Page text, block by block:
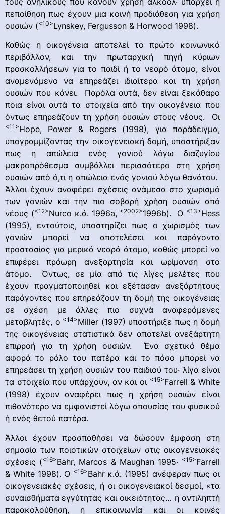
πεποίθηση πως έχουν μια κοινή προδιάθεση για χρήση
ουσιών (<10>Lynskey, Fergusson & Horwood 1998).
Καθώς η οικογένεια αποτελεί το πρώτο κοινωνικό
περιβάλλον, και την πρωταρχική πηγή κύριων
προσκολλήσεων για το παιδί ή το νεαρό άτομο, είναι
αναμενόμενο να επηρεάζει ιδιαίτερα και τη χρήση
ουσιών που κάνει. Παρόλα αυτά, δεν είναι ξεκάθαρο
ποια είναι αυτά τα στοιχεία από την οικογένεια που
όντως επηρεάζουν τη χρήση ουσιών στους νέους. Οι
<11>Hope, Power & Rogers (1998), για παράδειγμα,
υπογραμμίζοντας την οικογενειακή δομή, υποστήριξαν
πως η απώλεια ενός γονιού λόγω διαζυγίου
μακροπρόθεσμα συμβάλλει περισσότερο στη χρήση
ουσιών από ό,τι η απώλεια ενός γονιού λόγω θανάτου.
Άλλοι έχουν αναφέρει σχέσεις ανάμεσα στο χωρισμό
των γονιών και την πιο σοβαρή χρήση ουσιών από
νέους (<12>Nurco κ.ά. 1996a, <2002>1996b). Ο <13>Hess
(1995), εντούτοις, υποστηρίζει πως ο χωρισμός των
γονιών μπορεί να αποτελέσει και παράγοντα
προστασίας για μερικά νεαρά άτομα, καθώς μπορεί να
επιφέρει πρόωρη ανεξαρτησία και ωρίμανση στο
άτομο. Όντως, σε μία από τις λίγες μελέτες που
έχουν πραγματοποιηθεί και εξέτασαν ανεξάρτητους
παράγοντες που επηρεάζουν τη δομή της οικογένειας
σε σχέση με άλλες πιο συχνά αναφερόμενες
μεταβλητές, ο <14>Miller (1997) υποστήριξε πως η δομή
της οικογένειας στατιστικά δεν αποτελεί ανεξάρτητη
επιρροή για τη χρήση ουσιών. Ένα σχετικό θέμα
αφορά το ρόλο του πατέρα και το πόσο μπορεί να
επηρεάσει τη χρήση ουσιών του παιδιού του· λίγα είναι
τα στοιχεία που υπάρχουν, αν και οι <15>Farrell & White
(1998) έχουν αναφέρει πως η χρήση ουσιών είναι
πιθανότερο να εμφανιστεί λόγω απουσίας του φυσικού
ή ενός θετού πατέρα.
Άλλοι έχουν προσπαθήσει να δώσουν έμφαση στη
σημασία των ποιοτικών στοιχείων στις οικογενειακές
σχέσεις (<16>Bahr, Marcos & Maughan 1995· <15>Farrell
& White 1998). Ο <16>Bahr κ.ά. (1995) ανέφεραν πως οι
οικογενειακές σχέσεις, ή οι οικογενειακοί δεσμοί, «τα
συναισθήματα εγγύτητας και οικειότητας… η αντιληπτή
παρακολούθηση, η επικοινωνία και οι κοινές